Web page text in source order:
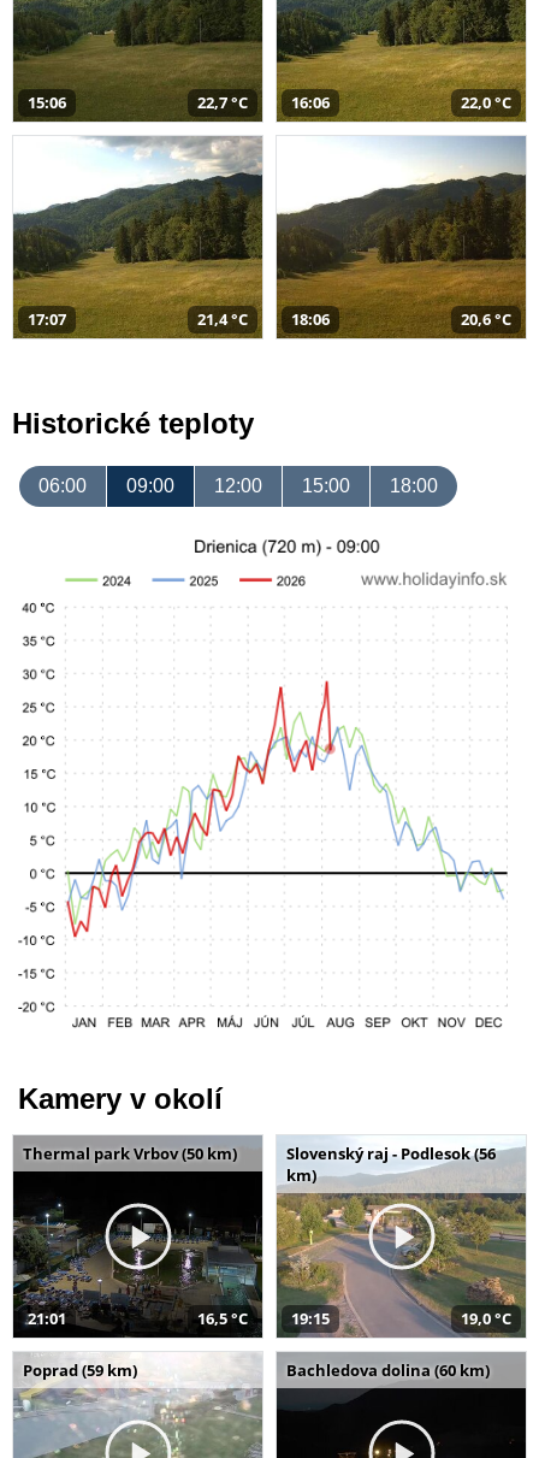
15:06 22,7 °C 16:06 22,0 °C
17:07 21,4 °C 18:06 20,6 °C
Historické teploty
06:00 09:00 12:00 15:00 18:00
Kamery v okolí
Thermal park Vrbov (50 km)
21:01 16,5 °C
Slovenský raj - Podlesok (56
km)
19:15 19,0 °C
Poprad (59 km) Bachledova dolina (60 km)